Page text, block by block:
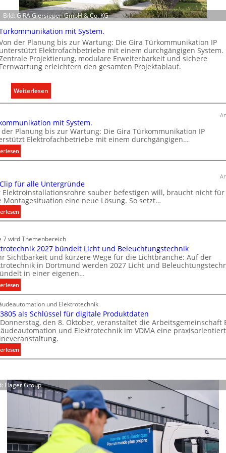
m
m
o
b
i
l
e
w
r
t
c
f
t
l
l
e
U
n
t
e
r
r
n
d
Bild: GIRA Giersiepen GmbH & Co. KG
mit System.
der Planung bis zur Wartung: Die Gira Türkommunikation IP
Elektrofachbetriebe mit einem durchgängigen System.
Projektierung, modulare Erweiterbarkeit und sichere
erleichtern den gesamten Projektablauf.
Weiterlesen
T
r
k
o
n
i
i
o
n
m
t
S
y
s
t
mit System.
der Planung bis zur Wartung: Die Gira Türkommunikation IP
Elektrofachbetriebe mit einem durchgängigen…
:
T
k
o
m
n
i
k
a
t
i
o
n
m
i
t
S
y
s
e
m
für alle Untergründe
Elektroinstallationsrohre sauber befestigen will, braucht nicht für
Montagesituation eine neue Lösung. So setzt…
:
E
n
C
l
i
p
f
r
a
l
l
e
U
e
r
n
d
e
7 wird Themenbereich
2027 bündelt Licht und Beleuchtungstechnik
Sichtbarkeit und kürzere Wege für die Lichtbranche: Auf der
in Dortmund werden 2027 Licht und
in einer eigenen…
:
E
l
e
k
t
r
o
t
c
h
2
0
und Elektrotechnik
als Schlüssel für digitale Produktdaten
den 8. Oktober, veranstaltet die Arbeitsgemeinschaft
und Elektrotechnik im VDMA eine
:
V
I
3
8
s
Hager Group